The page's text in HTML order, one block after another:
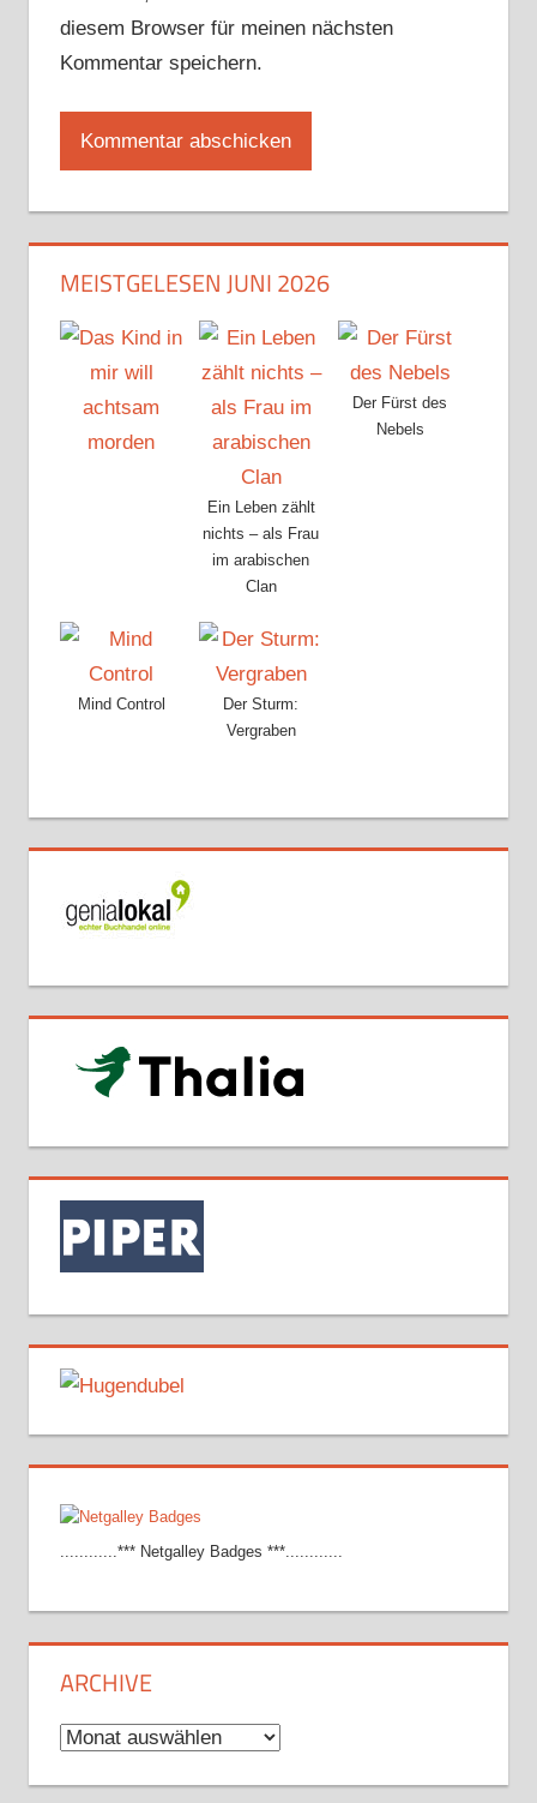
diesem Browser für meinen nächsten
Kommentar speichern.
MEISTGELESEN JUNI 2026
Ein Leben zählt
nichts – als Frau
im arabischen
Clan
Der Fürst des
Nebels
Mind Control
Der Sturm:
Vergraben
............*** Netgalley Badges ***............
ARCHIVE
Archive